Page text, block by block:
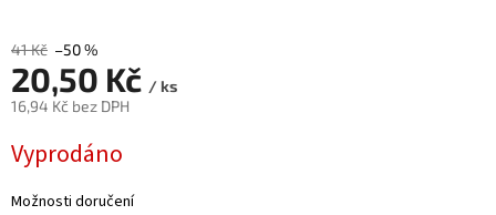
41 Kč –50 %
20,50 Kč / ks
16,94 Kč bez DPH
cena:
Vyprodáno
Možnosti doručení